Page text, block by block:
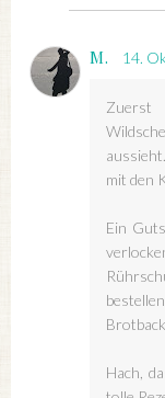
M. 14.
Zuerst
mit den
Ein
Hach,